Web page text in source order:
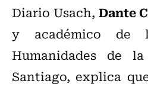
Diario Usach, Dante
y académico de
Humanidades de
Santiago, explica